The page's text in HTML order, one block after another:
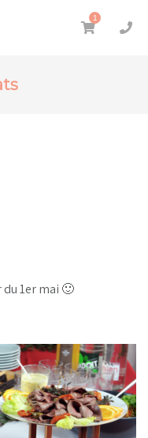
1
1er mai 🙂